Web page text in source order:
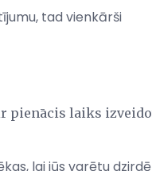
tad vienkārši
pienācis laiks
lai jūs varētu